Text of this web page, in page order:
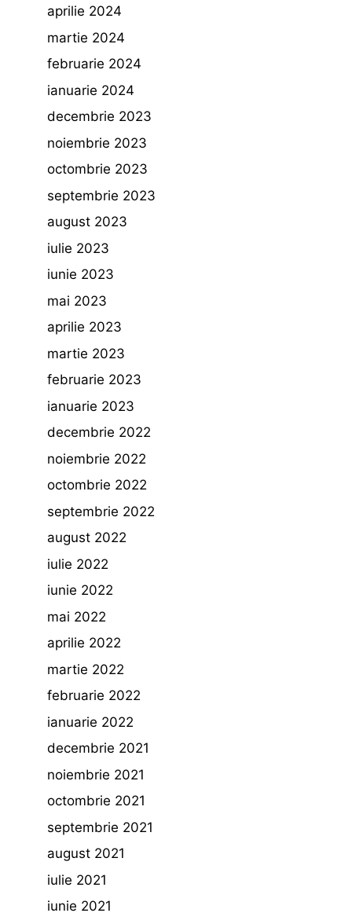
aprilie 2024
martie 2024
februarie 2024
ianuarie 2024
decembrie 2023
noiembrie 2023
octombrie 2023
septembrie 2023
august 2023
iulie 2023
iunie 2023
mai 2023
aprilie 2023
martie 2023
februarie 2023
ianuarie 2023
decembrie 2022
noiembrie 2022
octombrie 2022
septembrie 2022
august 2022
iulie 2022
iunie 2022
mai 2022
aprilie 2022
martie 2022
februarie 2022
ianuarie 2022
decembrie 2021
noiembrie 2021
octombrie 2021
septembrie 2021
august 2021
iulie 2021
iunie 2021